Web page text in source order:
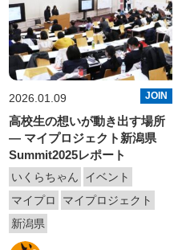
2026.01.09 JOIN
高校生の想いが動き出す場所
― マイプロジェクト新潟県
Summit2025レポート
いくらちゃん
イベント
マイプロ
マイプロジェクト
新潟県